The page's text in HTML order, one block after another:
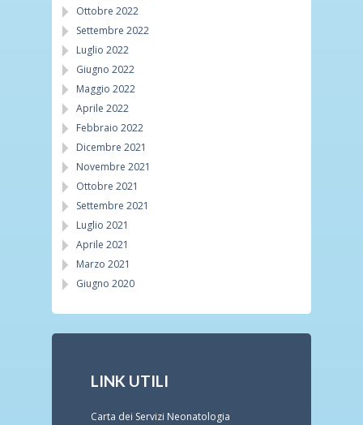
Ottobre 2022
Settembre 2022
Luglio 2022
Giugno 2022
Maggio 2022
Aprile 2022
Febbraio 2022
Dicembre 2021
Novembre 2021
Ottobre 2021
Settembre 2021
Luglio 2021
Aprile 2021
Marzo 2021
Giugno 2020
LINK UTILI
Carta dei Servizi Neonatologia